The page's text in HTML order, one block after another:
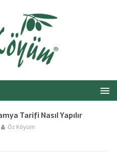
Tarifi Nasıl Yapılır
Öz Köyüm